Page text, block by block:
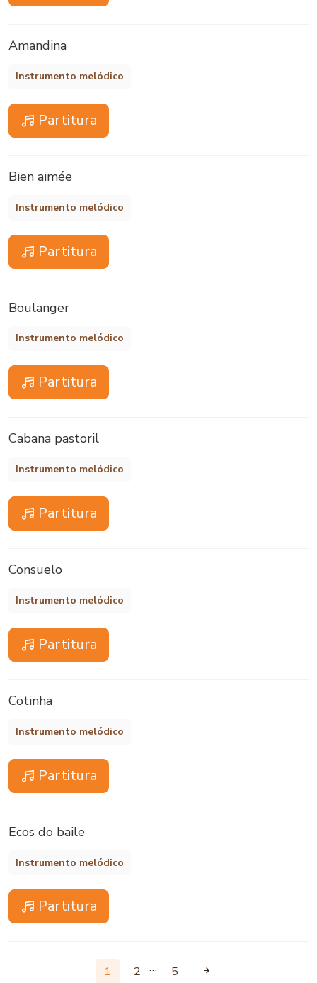
Amandina
Instrumento melódico
Partitura
Bien aimée
Instrumento melódico
Partitura
Boulanger
Instrumento melódico
Partitura
Cabana pastoril
Instrumento melódico
Partitura
Consuelo
Instrumento melódico
Partitura
Cotinha
Instrumento melódico
Partitura
Ecos do baile
Instrumento melódico
Partitura
1 2 … 5